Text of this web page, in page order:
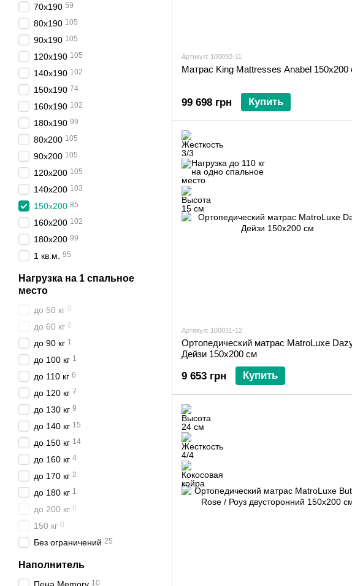
Артикул: 100092-11
Матрас King Mattresses Anabel 150x200
99 698 грн Купить
Артикул: 100031-12
Ортопедический матрас MatroLuxe
Дейзи 150х200 см
9 653 грн Купить
70х190 59
80х190 105
90х190 105
120х190 105
140х190 102
150х190 74
160х190 102
180х190 99
80х200 105
90х200 105
120х200 105
140х200 103
150х200 85
160х200 102
180х200 99
1 кв.м. 95
Нагрузка на 1 спальное
место
до 50 кг 0
до 60 кг 0
до 90 кг 1
до 100 кг 1
до 110 кг 6
до 120 кг 7
до 130 кг 9
до 140 кг 15
до 150 кг 14
до 160 кг 4
до 170 кг 2
до 180 кг 1
до 200 кг 0
150 кг 0
Без ограничений 25
Наполнитель
10